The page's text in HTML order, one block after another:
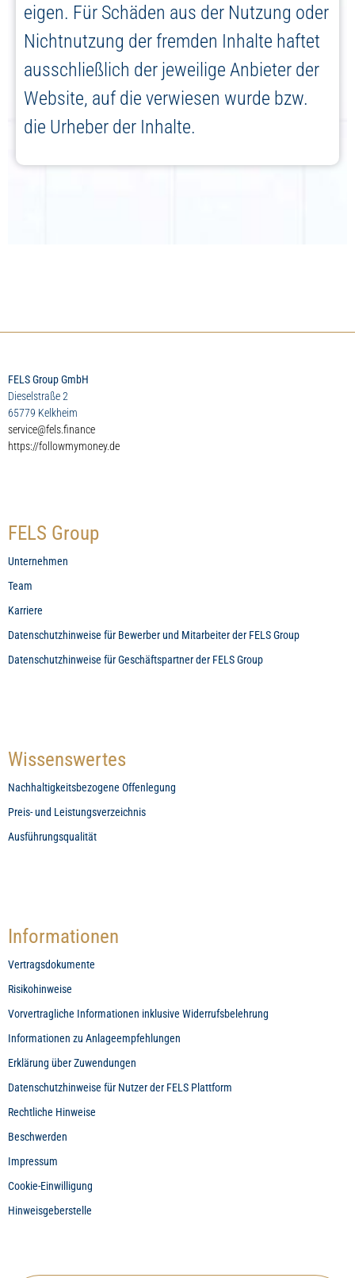
eigen. Für Schäden aus der Nutzung oder
Nichtnutzung der fremden Inhalte haftet
ausschließlich der jeweilige Anbieter der
Website, auf die verwiesen wurde bzw.
die Urheber der Inhalte.
FELS Group GmbH
Dieselstraße 2
65779 Kelkheim
service@fels.finance
https://followmymoney.de
FELS Group
Unternehmen
Team
Karriere
Datenschutzhinweise für Bewerber und Mitarbeiter der FELS Group
Datenschutzhinweise für Geschäftspartner der FELS Group
Wissenswertes
Nachhaltigkeitsbezogene Offenlegung
Preis- und Leistungsverzeichnis
Ausführungsqualität
Informationen
Vertragsdokumente
Risikohinweise
Vorvertragliche Informationen inklusive Widerrufsbelehrung
Informationen zu Anlageempfehlungen
Erklärung über Zuwendungen
Datenschutzhinweise für Nutzer der FELS Plattform
Rechtliche Hinweise
Beschwerden
Impressum
Cookie-Einwilligung
Hinweisgeberstelle